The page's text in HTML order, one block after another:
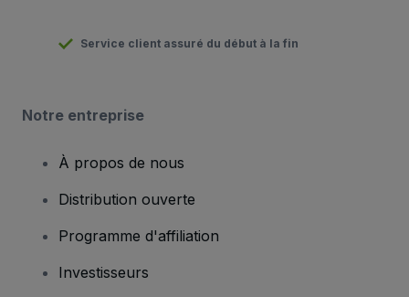
Service client assuré du début à la fin
Notre entreprise
À propos de nous
Distribution ouverte
Programme d'affiliation
Investisseurs